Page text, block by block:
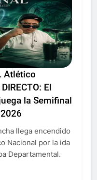
Atlético
El
la Semifinal
llega encendido
Nacional por la ida
Departamental.